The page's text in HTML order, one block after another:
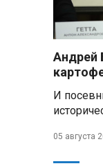
И
05 августа